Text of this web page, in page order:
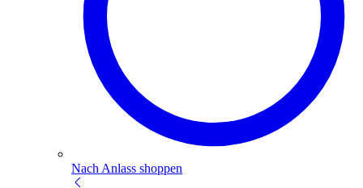
Nach Anlass shoppen